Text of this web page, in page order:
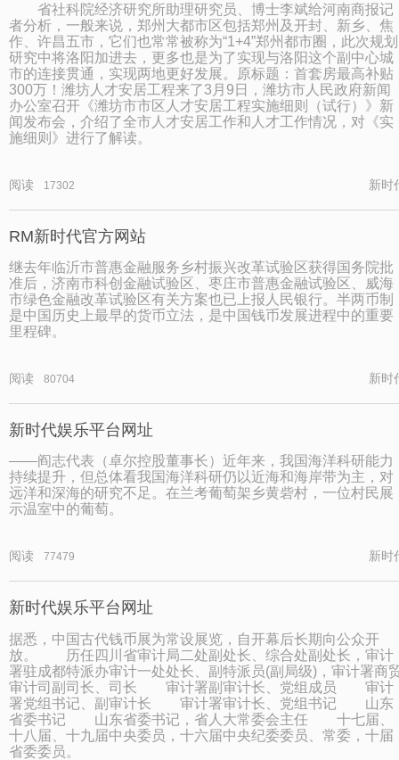
省社科院经济研究所助理研究员、博士李斌给河南商报记
者分析，一般来说，郑州大都市区包括郑州及开封、新乡、焦
作、许昌五市，它们也常常被称为“1+4”郑州都市圈，此次规划
研究中将洛阳加进去，更多也是为了实现与洛阳这个副中心城
市的连接贯通，实现两地更好发展。原标题：首套房最高补贴
300万！潍坊人才安居工程来了3月9日，潍坊市人民政府新闻
办公室召开《潍坊市市区人才安居工程实施细则（试行）》新
闻发布会，介绍了全市人才安居工作和人才工作情况，对《实
施细则》进行了解读。
阅读 17302 新时
RM新时代官方网站
继去年临沂市普惠金融服务乡村振兴改革试验区获得国务院批
准后，济南市科创金融试验区、枣庄市普惠金融试验区、威海
市绿色金融改革试验区有关方案也已上报人民银行。半两币制
是中国历史上最早的货币立法，是中国钱币发展进程中的重要
里程碑。
阅读 80704 新时
新时代娱乐平台网址
——阎志代表（卓尔控股董事长）近年来，我国海洋科研能力
持续提升，但总体看我国海洋科研仍以近海和海岸带为主，对
远洋和深海的研究不足。在兰考葡萄架乡黄砦村，一位村民展
示温室中的葡萄。
阅读 77479 新时
新时代娱乐平台网址
据悉，中国古代钱币展为常设展览，自开幕后长期向公众开
放。 历任四川省审计局二处副处长、综合处副处长，审计
署驻成都特派办审计一处处长、副特派员(副局级)，审计署商
审计司副司长、司长 审计署副审计长、党组成员 审计
署党组书记、副审计长 审计署审计长、党组书记 山东
省委书记 山东省委书记，省人大常委会主任 十七届、
十八届、十九届中央委员，十六届中央纪委委员、常委，十届
省委委员。